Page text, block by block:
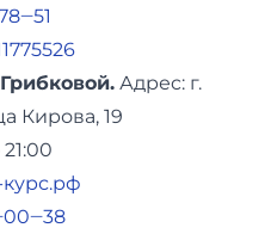
Адреc: г.
Кирова, 19